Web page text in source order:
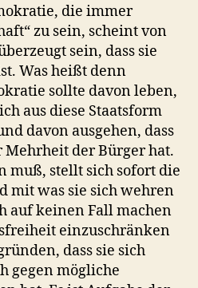
die immer
zu sein, scheint von
sein, dass sie
Was heißt denn
sollte davon leben,
aus diese Staatsform
davon ausgehen, dass
Mehrheit der Bürger hat.
muß, stellt sich sofort die
mit was sie sich wehren
auf keinen Fall machen
einzuschränken
dass sie sich
gegen mögliche